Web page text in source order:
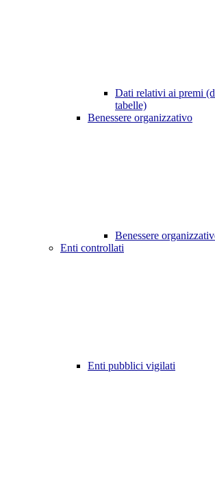
Dati relativi ai premi
tabelle)
Benessere organizzativo
Benessere
Enti controllati
Enti pubblici vigilati